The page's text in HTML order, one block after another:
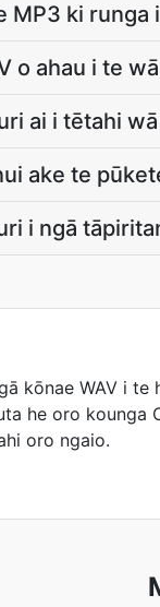
MP3 ki
o ahau i te
ai i tētahi
ake te
i ngā
kōnae WAV i te
he oro kounga
oro ngaio.